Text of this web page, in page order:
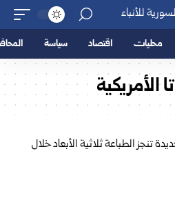
محليات اقتصاد سياسة
الأمريكية